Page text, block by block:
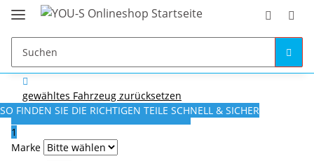
gewähltes Fahrzeug zurücksetzen
SO FINDEN SIE DIE RICHTIGEN TEILE SCHNELL & SICHER
1
Marke